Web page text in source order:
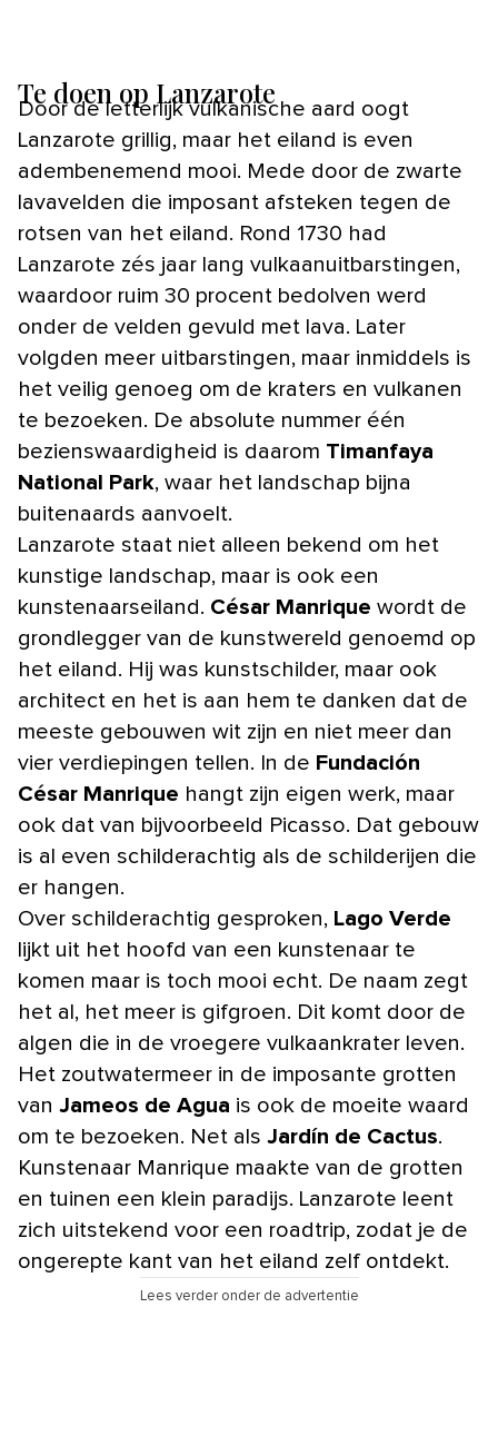
Te doen op Lanzarote
Door de letterlijk vulkanische aard oogt
Lanzarote grillig, maar het eiland is even
adembenemend mooi. Mede door de zwarte
lavavelden die imposant afsteken tegen de
rotsen van het eiland. Rond 1730 had
Lanzarote zés jaar lang vulkaanuitbarstingen,
waardoor ruim 30 procent bedolven werd
onder de velden gevuld met lava. Later
volgden meer uitbarstingen, maar inmiddels is
het veilig genoeg om de kraters en vulkanen
te bezoeken. De absolute nummer één
bezienswaardigheid is daarom Timanfaya
National Park, waar het landschap bijna
buitenaards aanvoelt.
Lanzarote staat niet alleen bekend om het
kunstige landschap, maar is ook een
kunstenaarseiland. César Manrique wordt de
grondlegger van de kunstwereld genoemd op
het eiland. Hij was kunstschilder, maar ook
architect en het is aan hem te danken dat de
meeste gebouwen wit zijn en niet meer dan
vier verdiepingen tellen. In de Fundación
César Manrique hangt zijn eigen werk, maar
ook dat van bijvoorbeeld Picasso. Dat gebouw
is al even schilderachtig als de schilderijen die
er hangen.
Over schilderachtig gesproken, Lago Verde
lijkt uit het hoofd van een kunstenaar te
komen maar is toch mooi echt. De naam zegt
het al, het meer is gifgroen. Dit komt door de
algen die in de vroegere vulkaankrater leven.
Het zoutwatermeer in de imposante grotten
van Jameos de Agua is ook de moeite waard
om te bezoeken. Net als Jardín de Cactus.
Kunstenaar Manrique maakte van de grotten
en tuinen een klein paradijs. Lanzarote leent
zich uitstekend voor een roadtrip, zodat je de
ongerepte kant van het eiland zelf ontdekt.
Lees verder onder de advertentie